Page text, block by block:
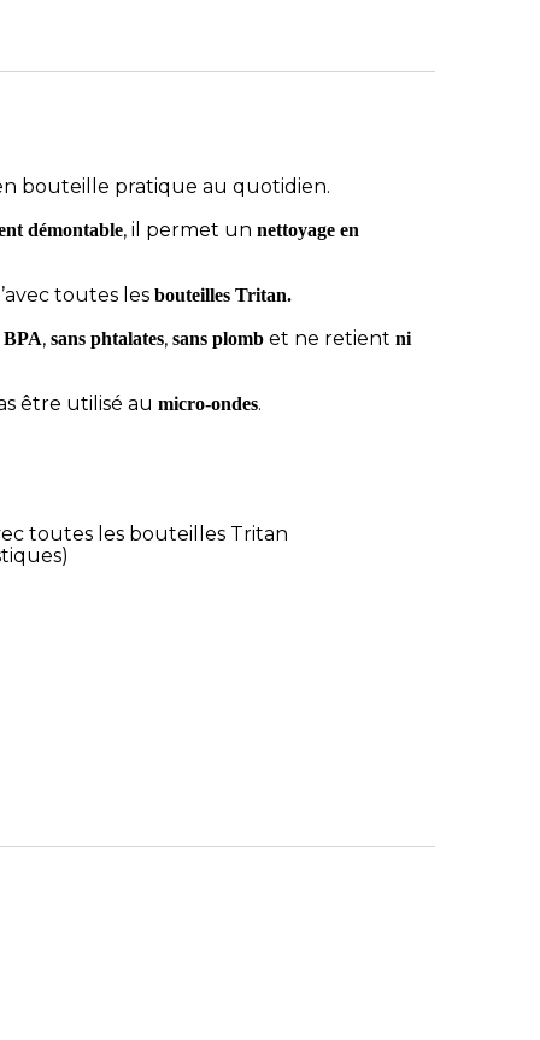
bouteille pratique au quotidien.
démontable, il permet un nettoyage en
toutes les bouteilles Tritan.
BPA, sans phtalates, sans plomb et ne retient ni
être utilisé au micro-ondes.
toutes les bouteilles Tritan